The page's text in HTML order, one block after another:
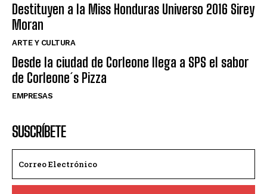
Destituyen a la Miss Honduras Universo 2016 Sirey
Moran
ARTE Y CULTURA
Desde la ciudad de Corleone llega a SPS el sabor
de Corleone´s Pizza
EMPRESAS
SUSCRÍBETE